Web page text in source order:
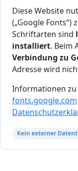
Diese Website
(„Google
Schriftarten sind
installiert. Beim
Verbindung zu
Adresse wird
Informationen zu
fonts.google.com
Kein externer